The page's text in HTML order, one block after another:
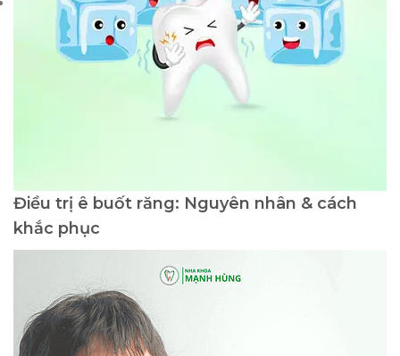
Điều trị ê buốt răng: Nguyên nhân & cách
khắc phục